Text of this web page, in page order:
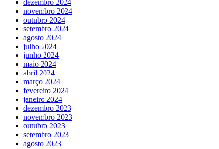
dezembro 2024
novembro 2024
outubro 2024
setembro 2024
agosto 2024
julho 2024
junho 2024
maio 2024
abril 2024
março 2024
fevereiro 2024
janeiro 2024
dezembro 2023
novembro 2023
outubro 2023
setembro 2023
agosto 2023